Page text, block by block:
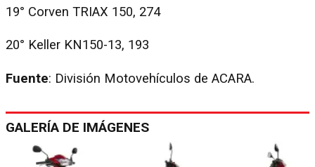
19° Corven TRIAX 150, 274
20° Keller KN150-13, 193
Fuente: División Motovehículos de ACARA.
GALERÍA DE IMÁGENES